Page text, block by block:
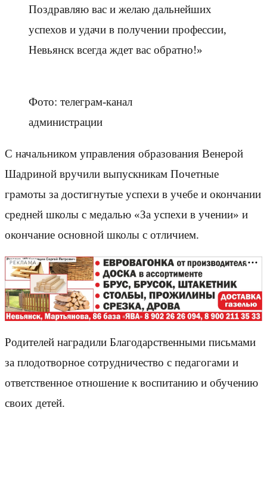
Поздравляю вас и желаю дальнейших
успехов и удачи в получении профессии,
Невьянск всегда ждет вас обратно!»
Фото: телеграм-канал
администрации
С начальником управления образования Венерой
Шадриной вручили выпускникам Почетные
грамоты за достигнутые успехи в учебе и окончании
средней школы с медалью «За успехи в учении» и
окончание основной школы с отличием.
РЕКЛАМА
Родителей наградили Благодарственными письмами
за плодотворное сотрудничество с педагогами и
ответственное отношение к воспитанию и обучению
своих детей.